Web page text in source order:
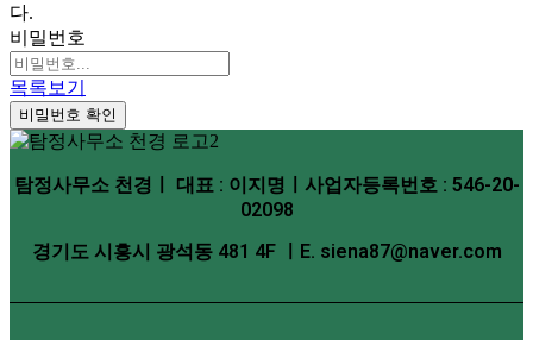
다.
비밀번호
목록보기
비밀번호 확인
탐정사무소 천경ㅣ 대표 : 이지명ㅣ사업자등록번호 : 546-20-
02098
경기도 시흥시 광석동 481 4F ㅣE. siena87@naver.com